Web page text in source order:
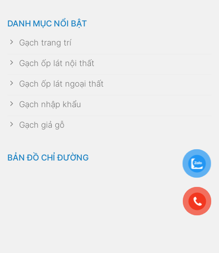
DANH MỤC NỔI BẬT
Gạch trang trí
Gạch ốp lát nội thất
Gạch ốp lát ngoại thất
Gạch nhập khẩu
Gạch giả gỗ
BẢN ĐỒ CHỈ ĐƯỜNG